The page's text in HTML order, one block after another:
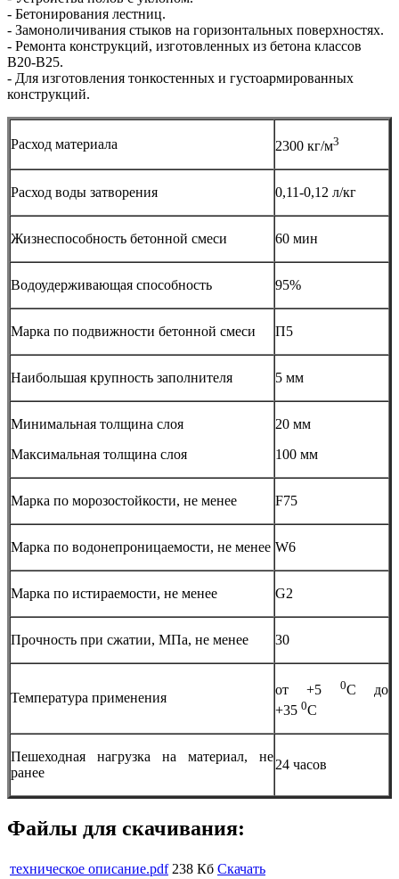
- Бетонирования лестниц.
- Замоноличивания стыков на горизонтальных поверхностях.
- Ремонта конструкций, изготовленных из бетона классов
B20-В25.
- Для изготовления тонкостенных и густоармированных
конструкций.
Расход материала 2300 кг/м3
Расход воды затворения 0,11-0,12 л/кг
Жизнеспособность бетонной смеси 60 мин
Водоудерживающая способность 95%
Марка по подвижности бетонной смеси П5
Наибольшая крупность заполнителя 5 мм
Минимальная толщина слоя
Максимальная толщина слоя
20 мм
100 мм
Марка по морозостойкости, не менее F75
Марка по водонепроницаемости, не менее W6
Марка по истираемости, не менее G2
Прочность при сжатии, МПа, не менее 30
Температура применения
от +5 0С до
+35 0С
Пешеходная нагрузка на материал, не
ранее
24 часов
Файлы для скачивания:
техническое описание.pdf 238 Кб Скачать